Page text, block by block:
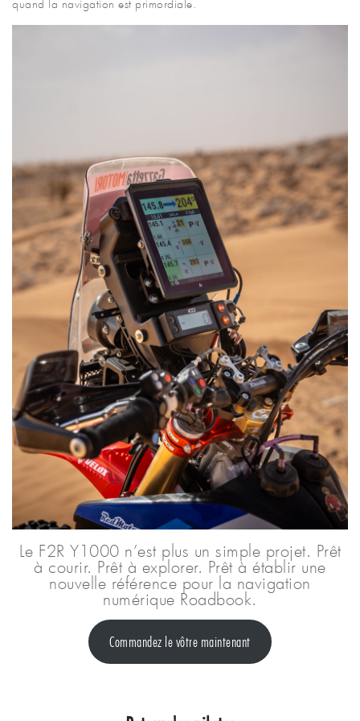
quand la navigation est primordiale.
Le F2R Y1000 n’est plus un simple projet. Prêt
à courir. Prêt à explorer. Prêt à établir une
nouvelle référence pour la navigation
numérique Roadbook.
Commandez le vôtre maintenant